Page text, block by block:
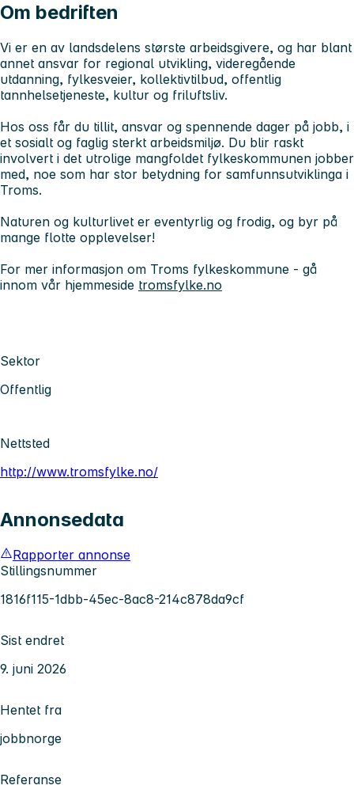
Om bedriften
Vi er en av landsdelens største arbeidsgivere, og har blant
annet ansvar for regional utvikling, videregående
utdanning, fylkesveier, kollektivtilbud, offentlig
tannhelsetjeneste, kultur og friluftsliv.
Hos oss får du tillit, ansvar og spennende dager på jobb, i
et sosialt og faglig sterkt arbeidsmiljø. Du blir raskt
involvert i det utrolige mangfoldet fylkeskommunen jobber
med, noe som har stor betydning for samfunnsutviklinga i
Troms.
Naturen og kulturlivet er eventyrlig og frodig, og byr på
mange flotte opplevelser!
For mer informasjon om Troms fylkeskommune - gå
innom vår hjemmeside tromsfylke.no
Sektor
Offentlig
Nettsted
http://www.tromsfylke.no/
Annonsedata
Rapporter annonse
Stillingsnummer
1816f115-1dbb-45ec-8ac8-214c878da9cf
Sist endret
9. juni 2026
Hentet fra
jobbnorge
Referanse